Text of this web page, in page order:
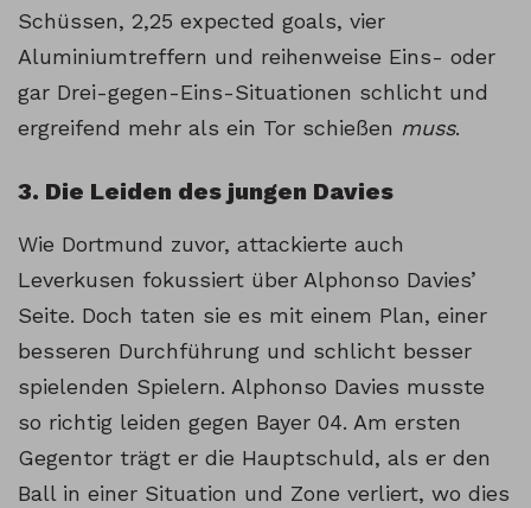
Schüssen, 2,25 expected goals, vier
Aluminiumtreffern und reihenweise Eins- oder
gar Drei-gegen-Eins-Situationen schlicht und
ergreifend mehr als ein Tor schießen muss.
3. Die Leiden des jungen Davies
Wie Dortmund zuvor, attackierte auch
Leverkusen fokussiert über Alphonso Davies’
Seite. Doch taten sie es mit einem Plan, einer
besseren Durchführung und schlicht besser
spielenden Spielern. Alphonso Davies musste
so richtig leiden gegen Bayer 04. Am ersten
Gegentor trägt er die Hauptschuld, als er den
Ball in einer Situation und Zone verliert, wo dies